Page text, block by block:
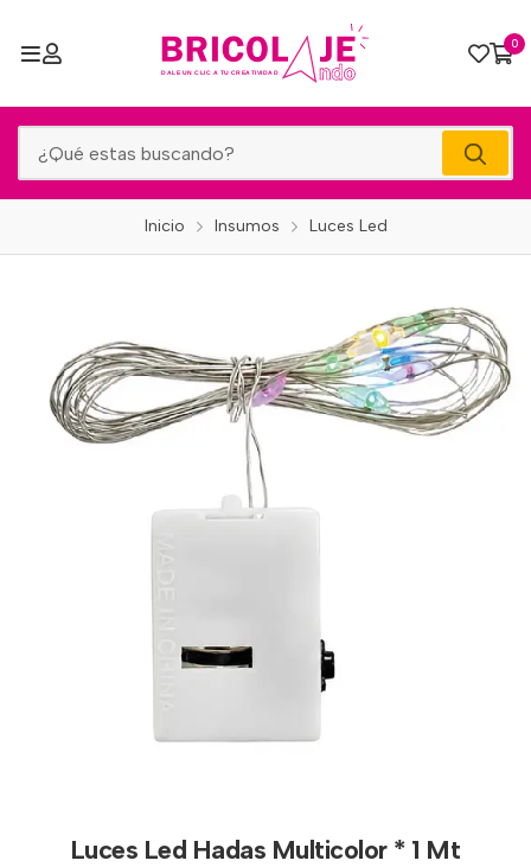
0
Inicio Insumos Luces Led
Luces Led Hadas Multicolor * 1 Mt